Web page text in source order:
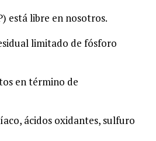
está libre en nosotros.
limitado de fósforo
en término de
ácidos oxidantes, sulfuro